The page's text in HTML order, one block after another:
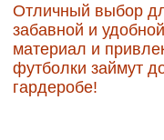
Отличный выбор
забавной и
материал и
футболки займут
гардеробе!